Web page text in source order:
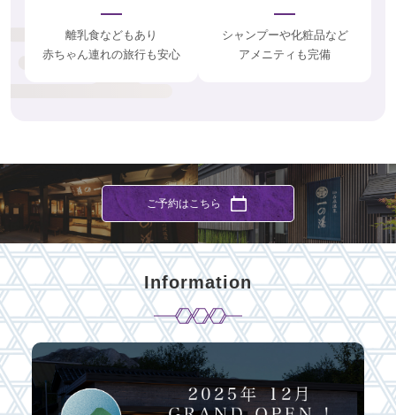
離乳食などもあり
赤ちゃん連れの旅行も安心
シャンプーや化粧品など
アメニティも完備
ご予約はこちら
Information